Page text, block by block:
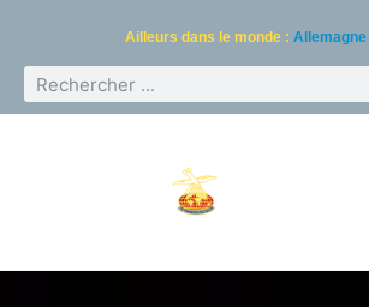
Ailleurs dans le monde : Allemagne